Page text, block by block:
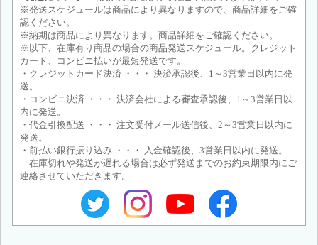
※発送スケジュールは商品により異なりますので、商品詳細をご確
認ください。
※納期は商品により異なります。商品詳細をご確認ください。
※以下、在庫有り商品の場合の商品発送スケジュール。クレジット
カード、コンビニ払いが最短発送です。
・クレジットカード決済 ・・・ 決済承認後、1～3営業日以内に発
送。
・コンビニ決済 ・・・ 決済会社による審査承認後、1～3営業日以
内に発送。
・代金引換配送 ・・・ 注文受付メール送信後、2～3営業日以内に
発送。
・前払い銀行振り込み ・・・ 入金確認後、3営業日以内に発送。
在庫切れや発送が遅れる場合は必ず発送までのお約束期限内にご
連絡させていただきます。